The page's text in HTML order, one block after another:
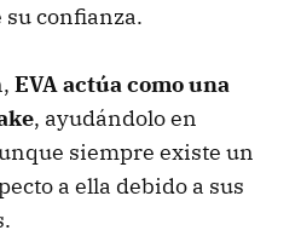
confianza.
EVA actúa como una
, ayudándolo en
siempre existe un
a ella debido a sus